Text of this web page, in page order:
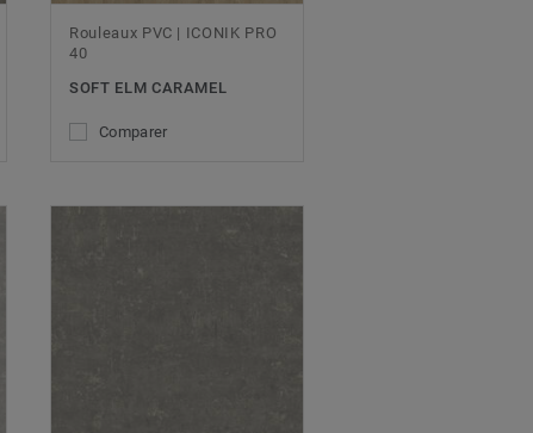
Rouleaux PVC | ICONIK PRO
40
SOFT ELM CARAMEL
Comparer